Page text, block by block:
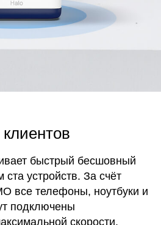
клиентов
быстрый бесшовный
устройств. За счёт
все телефоны, ноутбуки и
подключены
скорости.